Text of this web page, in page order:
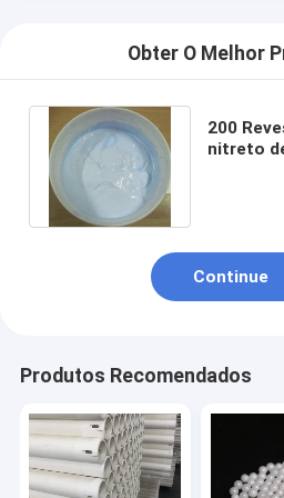
Obter O Melhor
200
nitreto
Continue
Produtos Recomendados